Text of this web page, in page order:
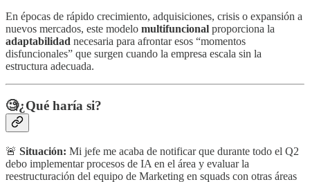
En épocas de rápido crecimiento, adquisiciones, crisis o expansión a
nuevos mercados, este modelo multifuncional proporciona la
adaptabilidad necesaria para afrontar esos “momentos
disfuncionales” que surgen cuando la empresa escala sin la
estructura adecuada.
🧐¿Qué haría si?
🚨 Situación: Mi jefe me acaba de notificar que durante todo el Q2
debo implementar procesos de IA en el área y evaluar la
reestructuración del equipo de Marketing en squads con otras áreas